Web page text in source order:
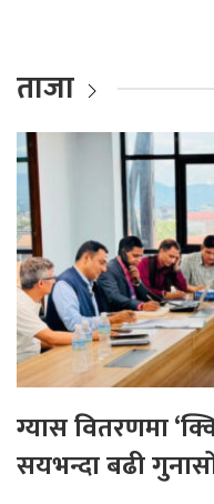
ताजा
ग्यास वितरणमा
सयभन्दा बढी